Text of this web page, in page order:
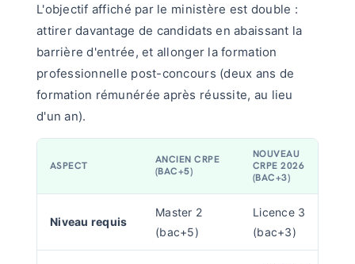
L'objectif affiché par le ministère est double :
attirer davantage de candidats en abaissant la
barrière d'entrée, et allonger la formation
professionnelle post-concours (deux ans de
formation rémunérée après réussite, au lieu
d'un an).
ASPECT
ANCIEN CRPE
(BAC+5)
NOUVEAU
CRPE 2026
(BAC+3)
Niveau requis
Master 2
(bac+5)
Licence 3
(bac+3)